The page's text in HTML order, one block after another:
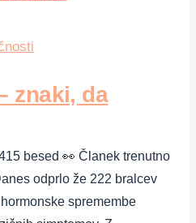
znaki, da
besed 👀 Članek trenutno
odprlo že 222 bralcev
spremembe